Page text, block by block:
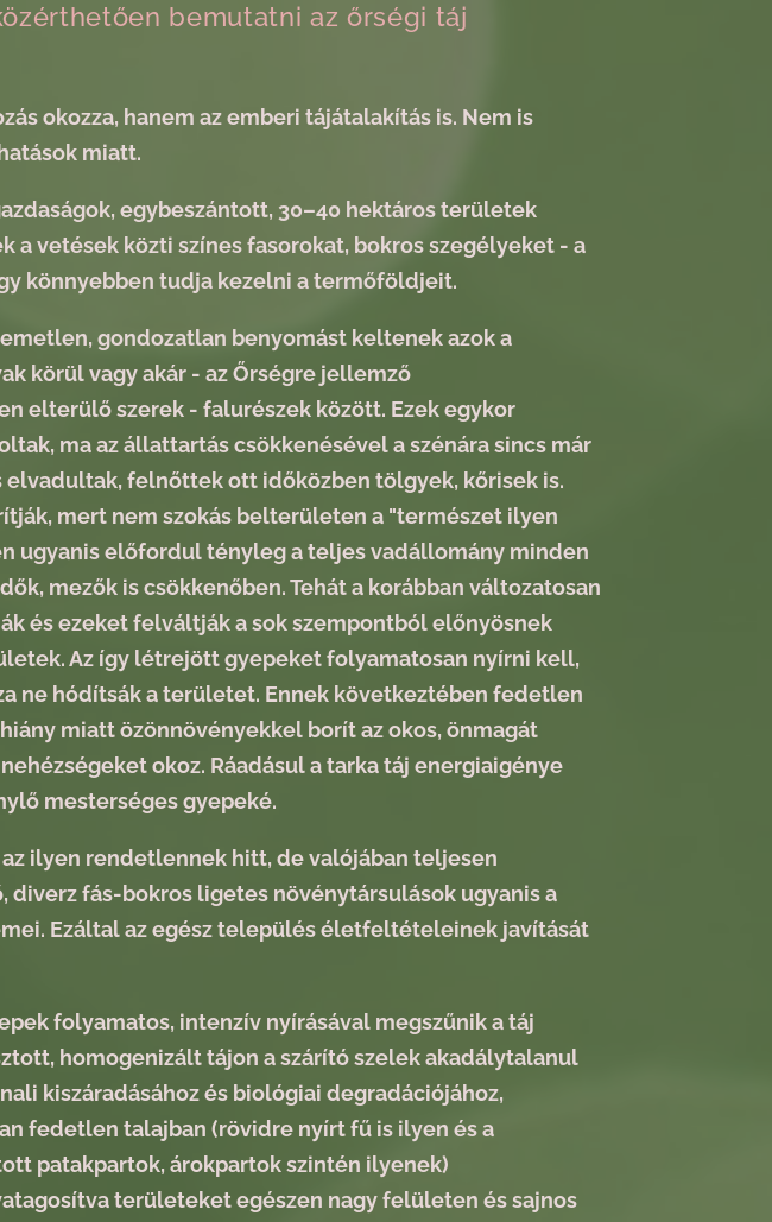
bemutatni az őrségi táj
okozza, hanem az emberi tájátalakítás is. Nem is
miatt.
egybeszántott, 30–40 hektáros területek
a vetések közti színes fasorokat, bokros szegélyeket - a
könnyebben tudja kezelni a termőföldjeit.
gondozatlan benyomást keltenek azok a
körül vagy akár - az Őrségre jellemző
elterülő szerek - falurészek között. Ezek egykor
ma az állattartás csökkenésével a szénára sincs már
elvadultak, felnőttek ott időközben tölgyek, kőrisek is.
mert nem szokás belterületen a "természet ilyen
ugyanis előfordul tényleg a teljes vadállomány minden
mezők is csökkenőben. Tehát a korábban változatosan
és ezeket felváltják a sok szempontból előnyösnek
Az így létrejött gyepeket folyamatosan nyírni kell,
ne hódítsák a területet. Ennek következtében fedetlen
miatt özönnövényekkel borít az okos, önmagát
okoz. Ráadásul a tarka táj energiaigénye
mesterséges gyepeké.
ilyen rendetlennek hitt, de valójában teljesen
diverz fás-bokros ligetes növénytársulások ugyanis a
Ezáltal az egész település életfeltételeinek javítását
folyamatos, intenzív nyírásával megszűnik a táj
homogenizált tájon a szárító szelek akadálytalanul
kiszáradásához és biológiai degradációjához,
fedetlen talajban (rövidre nyírt fű is ilyen és a
patakpartok, árokpartok szintén ilyenek)
területeket egészen nagy felületen és sajnos